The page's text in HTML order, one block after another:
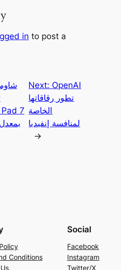
in to post a
Next: OpenAI
تطور رقاقاتها
الخاصة
لمنافسة إنفيديا
→
Conditions
Social
Facebook
Instagram
Twitter/X